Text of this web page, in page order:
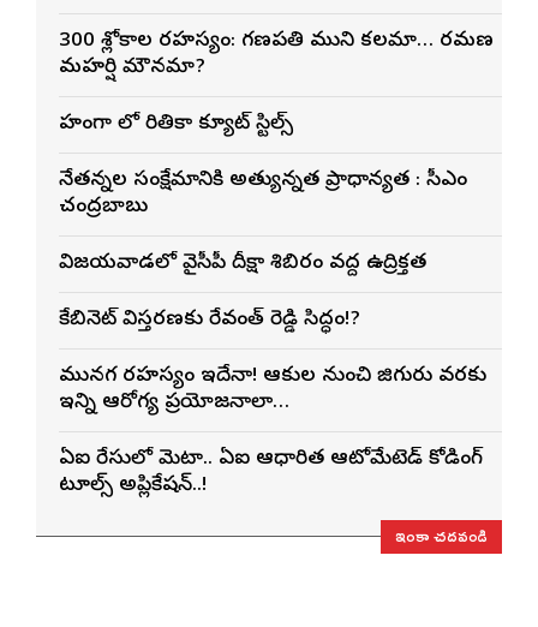
300 శ్లోకాల రహస్యం: గణపతి ముని కలమా… రమణ
మహర్షి మౌనమా?
లెహంగా లో రితికా క్యూట్ స్టిల్స్
నేతన్నల సంక్షేమానికి అత్యున్నత ప్రాధాన్యత : సీఎం
చంద్రబాబు
విజయవాడలో వైసీపీ దీక్షా శిబిరం వద్ద ఉద్రిక్తత
కేబినెట్ విస్తరణకు రేవంత్ రెడ్డి సిద్ధం!?
మునగ రహస్యం ఇదేనా! ఆకుల నుంచి జిగురు వరకు
ఇన్ని ఆరోగ్య ప్రయోజనాలా…
ఏఐ రేసులో మెటా.. ఏఐ ఆధారిత ఆటోమేటెడ్ కోడింగ్
టూల్స్ అప్లికేషన్..!
ఇంకా చదవండి